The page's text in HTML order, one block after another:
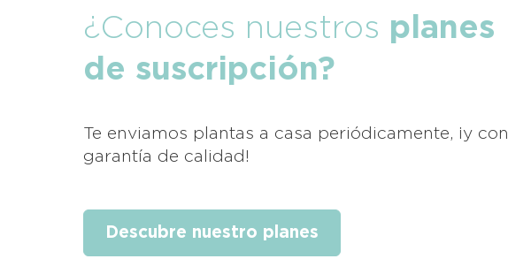
¿Conoces nuestros planes
de suscripción?
Te enviamos plantas a casa periódicamente, ¡y con
garantía de calidad!
Descubre nuestro planes